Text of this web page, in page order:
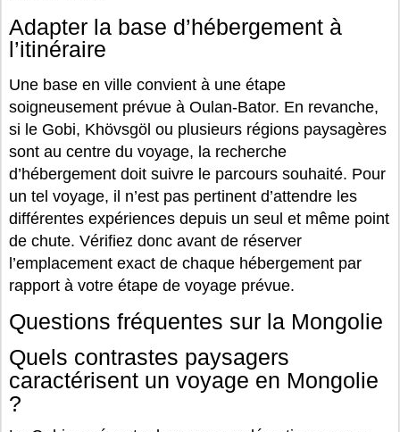
Adapter la base d’hébergement à
l’itinéraire
Une base en ville convient à une étape
soigneusement prévue à Oulan-Bator. En revanche,
si le Gobi, Khövsgöl ou plusieurs régions paysagères
sont au centre du voyage, la recherche
d’hébergement doit suivre le parcours souhaité. Pour
un tel voyage, il n’est pas pertinent d’attendre les
différentes expériences depuis un seul et même point
de chute. Vérifiez donc avant de réserver
l’emplacement exact de chaque hébergement par
rapport à votre étape de voyage prévue.
Questions fréquentes sur la Mongolie
Quels contrastes paysagers
caractérisent un voyage en Mongolie
?